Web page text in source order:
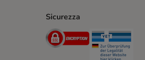
Sicurezza
Security